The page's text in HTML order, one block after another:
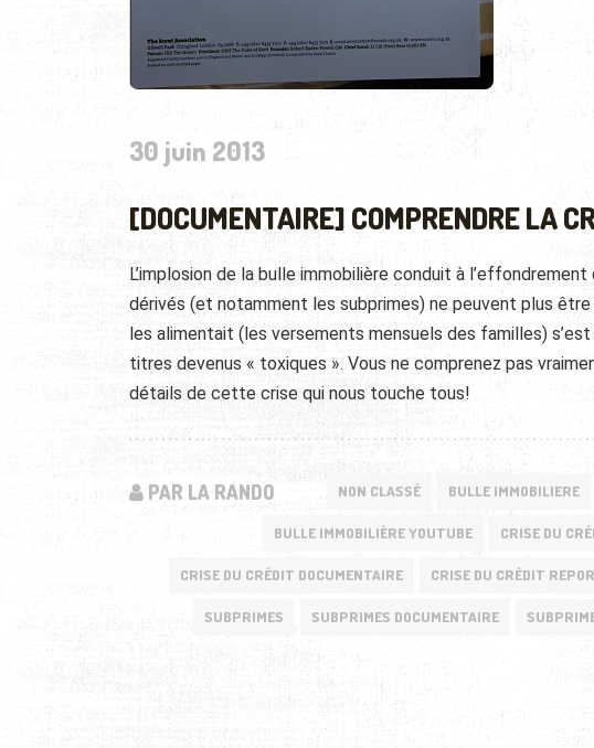
30 juin 2013
[DOCUMENTAIRE] COMPRENDRE LA
L’implosion de la bulle immobilière conduit à
dérivés (et notamment les subprimes) ne peuvent plus
les alimentait (les versements mensuels des familles)
titres devenus « toxiques ». Vous ne comprenez pas
détails de cette crise qui nous touche tous!
PAR LA RANDO NON CLASSÉ BULLE IMMOBILIERE
BULLE IMMOBILIÈRE YOUTUBE CRISE DU
CRISE DU CRÉDIT DOCUMENTAIRE CRISE DU CRÉDIT
SUBPRIMES SUBPRIMES DOCUMENTAIRE